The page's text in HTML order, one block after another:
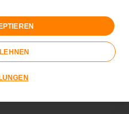
auf der